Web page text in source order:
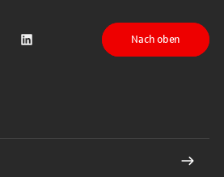
auf Instagram
auf TikTok
Sparkasse auf LinkedIn
Nach oben